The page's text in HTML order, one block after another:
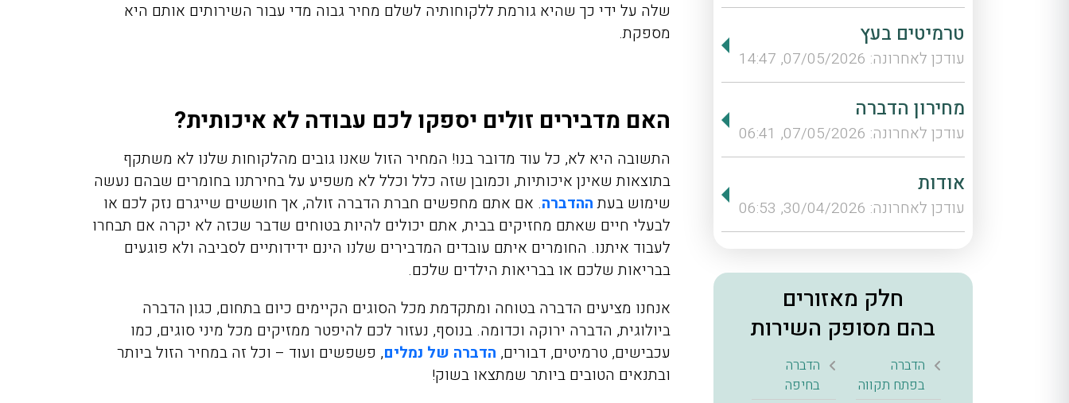
טרמיטים בעץ
עודכן לאחרונה: 07/05/2026, 14:47
מחירון הדברה
עודכן לאחרונה: 07/05/2026, 06:41
אודות
עודכן לאחרונה: 30/04/2026, 06:53
חלק מאזורים
בהם מסופק השירות
הדברה
בפתח תקווה
הדברה
בחיפה
שלה על ידי כך שהיא גורמת ללקוחותיה לשלם מחיר גבוה מדי עבור השירותים אותם היא
מספקת.
האם מדבירים זולים יספקו לכם עבודה לא איכותית?
התשובה היא לא, כל עוד מדובר בנו! המחיר הזול שאנו גובים מהלקוחות שלנו לא משתקף
בתוצאות שאינן איכותיות, וכמובן שזה כלל וכלל לא משפיע על בחירתנו בחומרים שבהם נעשה
שימוש בעתההדברה. אם אתם מחפשים חברת הדברה זולה, אך חוששים שייגרם נזק לכם או
לבעלי חיים שאתם מחזיקים בבית, אתם יכולים להיות בטוחים שדבר שכזה לא יקרה אם תבחרו
לעבוד איתנו. החומרים איתם עובדים המדבירים שלנו הינם ידידותיים לסביבה ולא פוגעים
בבריאות שלכם או בבריאות הילדים שלכם.
אנחנו מציעים הדברה בטוחה ומתקדמת מכל הסוגים הקיימים כיום בתחום, כגון הדברה
ביולוגית, הדברה ירוקה וכדומה. בנוסף, נעזור לכם להיפטר ממזיקים מכל מיני סוגים, כמו
עכבישים, טרמיטים, דבורים, הדברה של נמלים, פשפשים ועוד – וכל זה במחיר הזול ביותר
ובתנאים הטובים ביותר שמתצאו בשוק!